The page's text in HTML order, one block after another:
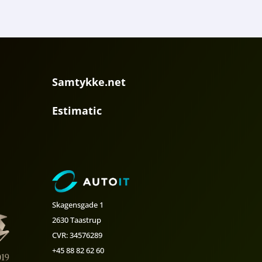
Samtykke.net
Estimatic
Skagensgade 1
2630 Taastrup
CVR: 34576289
+45 88 82 62 60